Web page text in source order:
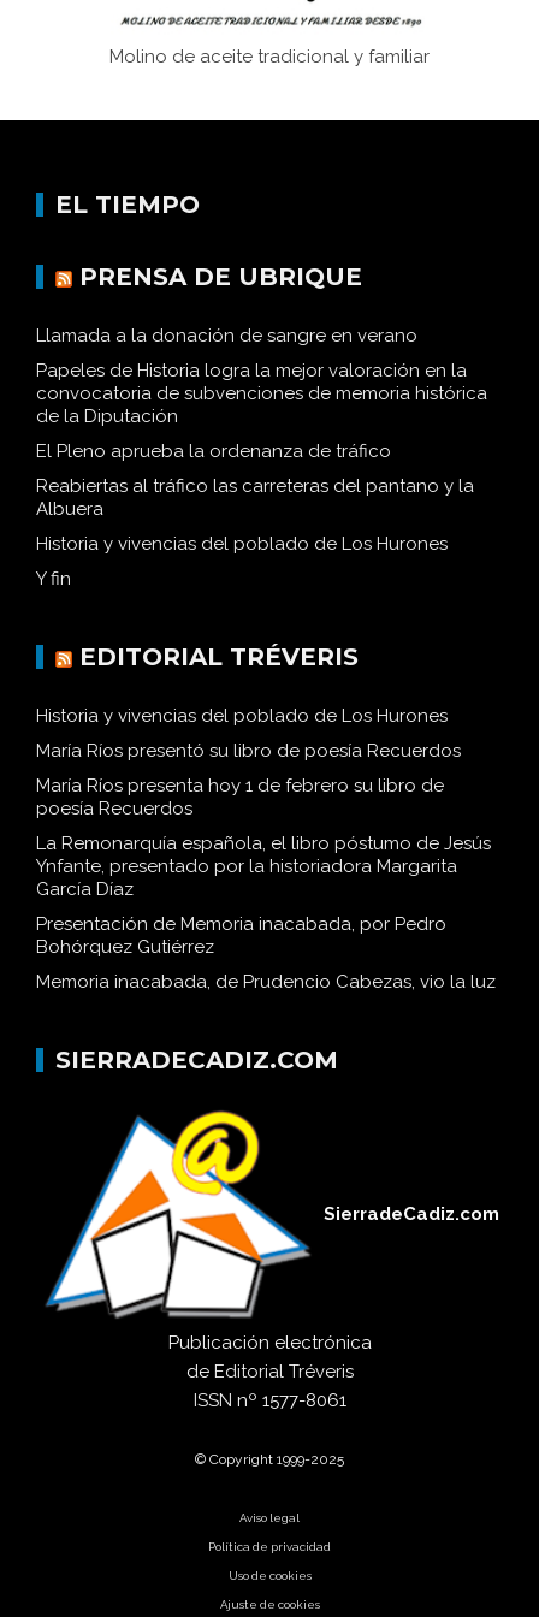
Molino de aceite tradicional y familiar
EL TIEMPO
PRENSA DE UBRIQUE
Llamada a la donación de sangre en verano
Papeles de Historia logra la mejor valoración en la
convocatoria de subvenciones de memoria histórica
de la Diputación
El Pleno aprueba la ordenanza de tráfico
Reabiertas al tráfico las carreteras del pantano y la
Albuera
Historia y vivencias del poblado de Los Hurones
Y fin
EDITORIAL TRÉVERIS
Historia y vivencias del poblado de Los Hurones
María Ríos presentó su libro de poesía Recuerdos
María Ríos presenta hoy 1 de febrero su libro de
poesía Recuerdos
La Remonarquía española, el libro póstumo de Jesús
Ynfante, presentado por la historiadora Margarita
García Díaz
Presentación de Memoria inacabada, por Pedro
Bohórquez Gutiérrez
Memoria inacabada, de Prudencio Cabezas, vio la luz
SIERRADECADIZ.COM
SierradeCadiz.com
Publicación electrónica
de Editorial Tréveris
ISSN nº 1577-8061
© Copyright 1999-2025
Aviso legal
Política de privacidad
Uso de cookies
Ajuste de cookies